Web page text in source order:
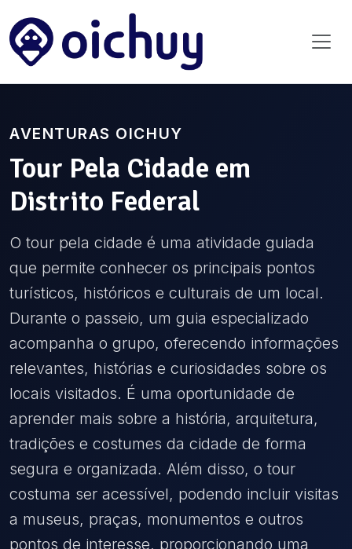
AVENTURAS OICHUY
Tour Pela Cidade em
Distrito Federal
O tour pela cidade é uma atividade guiada
que permite conhecer os principais pontos
turísticos, históricos e culturais de um local.
Durante o passeio, um guia especializado
acompanha o grupo, oferecendo informações
relevantes, histórias e curiosidades sobre os
locais visitados. É uma oportunidade de
aprender mais sobre a história, arquitetura,
tradições e costumes da cidade de forma
segura e organizada. Além disso, o tour
costuma ser acessível, podendo incluir visitas
a museus, praças, monumentos e outros
pontos de interesse, proporcionando uma